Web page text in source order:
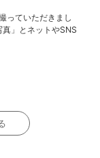
っていただきまし
」とネットやSNS